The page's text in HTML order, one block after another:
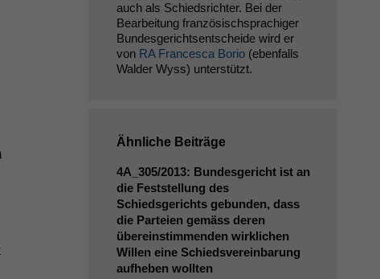
auch als Schiedsrichter. Bei der
Bearbeitung französischsprachiger
Bundesgerichtsentscheide wird er
von RA Francesca Borio(ebenfalls
Walder Wyss) unterstützt.
Ähnliche Beiträge
4A_305/2013: Bundesgericht ist an
die Feststellung des
Schiedsgerichts gebunden, dass
die Parteien gemäss deren
übereinstimmenden wirklichen
Willen eine Schiedsvereinbarung
aufheben wollten